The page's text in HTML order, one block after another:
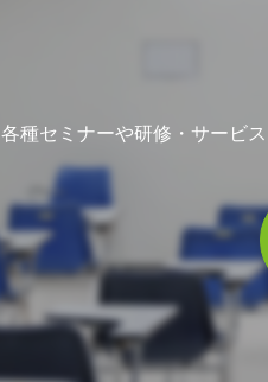
各種セミナーや研修・サービ